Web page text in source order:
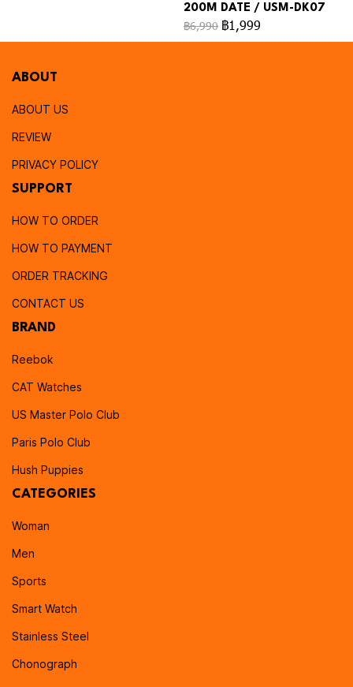
200M DATE / USM-DK07
฿6,990 ฿1,999
ABOUT
ABOUT US
REVIEW
PRIVACY POLICY
SUPPORT
HOW TO ORDER
HOW TO PAYMENT
ORDER TRACKING
CONTACT US
BRAND
Reebok
CAT Watches
US Master Polo Club
Paris Polo Club
Hush Puppies
CATEGORIES
Woman
Men
Sports
Smart Watch
Stainless Steel
Chonograph